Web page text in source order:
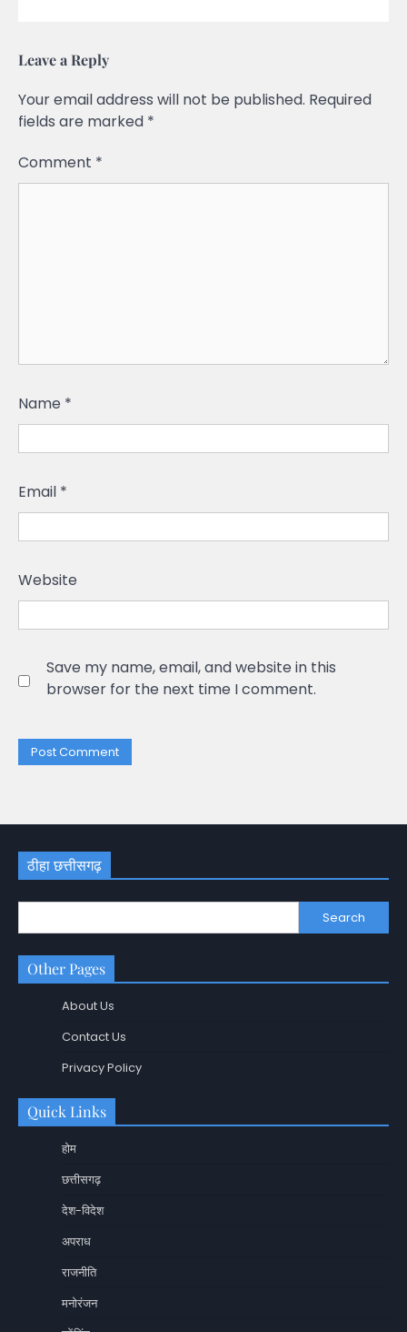
Leave a Reply
Your email address will not be published. Required
fields are marked *
Comment *
Name *
Email *
Website
Save my name, email, and website in this
browser for the next time I comment.
ठीहा छत्तीसगढ़
Search
Other Pages
About Us
Contact Us
Privacy Policy
Quick Links
होम
छत्तीसगढ़
देश-विदेश
अपराध
राजनीति
मनोरंजन